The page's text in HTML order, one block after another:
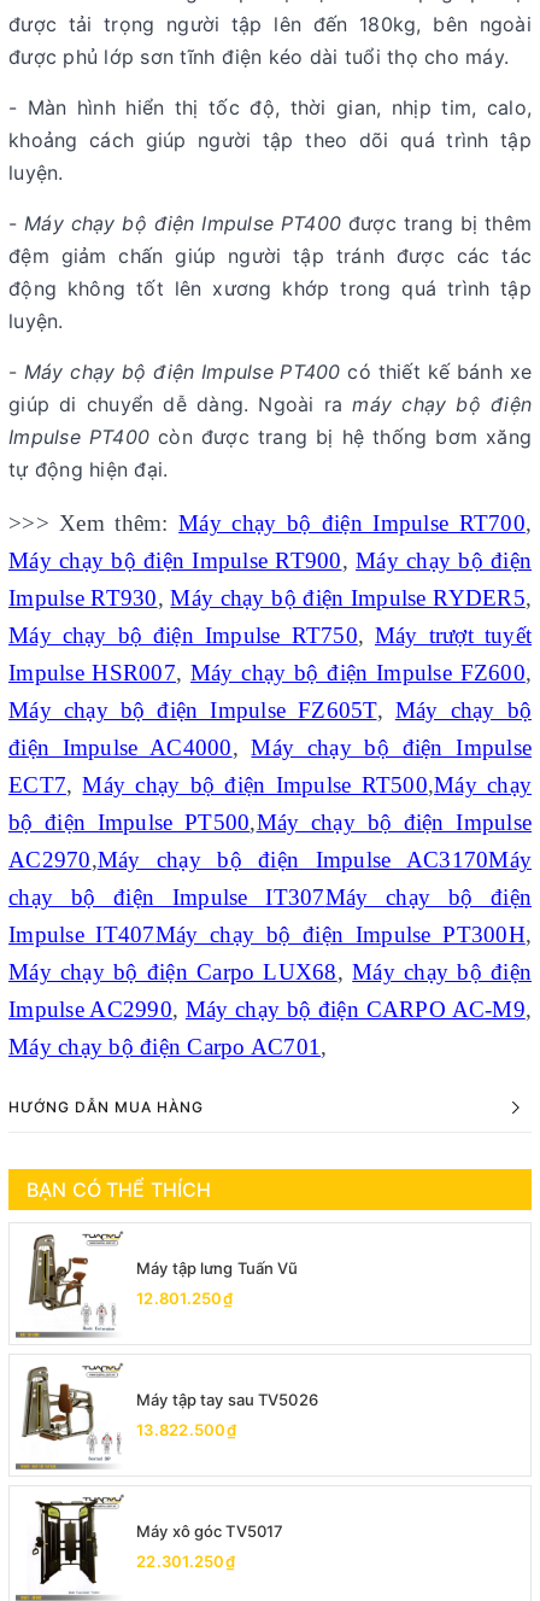
được tải trọng người tập lên đến 180kg, bên ngoài
được phủ lớp sơn tĩnh điện kéo dài tuổi thọ cho máy.
- Màn hình hiển thị tốc độ, thời gian, nhịp tim, calo,
khoảng cách giúp người tập theo dõi quá trình tập
luyện.
-Máy chạy bộ điện Impulse PT400 được trang bị thêm
đệm giảm chấn giúp người tập tránh được các tác
động không tốt lên xương khớp trong quá trình tập
luyện.
- Máy chạy bộ điện Impulse PT400 có thiết kế bánh xe
giúp di chuyển dễ dàng. Ngoài ramáy chạy bộ điện
Impulse PT400 còn được trang bị hệ thống bơm xăng
tự động hiện đại.
>>> Xem thêm:Máy chạy bộ điện Impulse RT700,
Máy chạy bộ điện Impulse RT900, Máy chạy bộ điện
Impulse RT930,Máy chạy bộ điện Impulse RYDER5,
Máy chạy bộ điện Impulse RT750, Máy trượt tuyết
Impulse HSR007, Máy chạy bộ điện Impulse FZ600,
Máy chạy bộ điện Impulse FZ605T, Máy chạy bộ
điện Impulse AC4000,Máy chạy bộ điện Impulse
ECT7,Máy chạy bộ điện Impulse RT500,Máy chạy
bộ điện Impulse PT500,Máy chạy bộ điện Impulse
AC2970,Máy chạy bộ điện Impulse AC3170Máy
chạy bộ điện Impulse IT307Máy chạy bộ điện
Impulse IT407Máy chạy bộ điện Impulse PT300H,
Máy chạy bộ điện Carpo LUX68,Máy chạy bộ điện
Impulse AC2990, Máy chạy bộ điện CARPO AC-M9,
Máy chạy bộ điện Carpo AC701,
HƯỚNG DẪN MUA HÀNG
BẠN CÓ THỂ THÍCH
Máy tập lưng Tuấn Vũ
12.801.250₫
Máy tập tay sau TV5026
13.822.500₫
Máy xô góc TV5017
22.301.250₫